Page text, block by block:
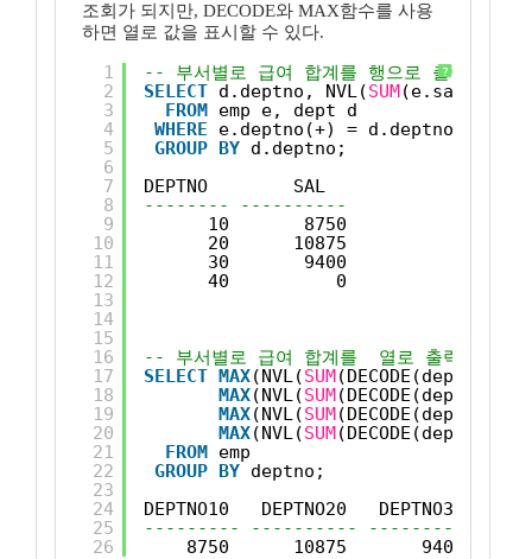
조회가 되지만, DECODE와 MAX함수를 사용
하면 열로 값을 표시할 수 있다.
?
1
2
3
4
5
6
7
8
9
10
11
12
13
14
15
16
17
18
19
20
21
22
23
24
25
26
-- 부서별로 급여 합계를 행으로 출력한다.
SELECT d.deptno, NVL(SUM(e.sal),0)
FROM emp e, dept d
WHERE
e.deptno(+) = d.deptno
GROUP BY d.deptno;
DEPTNO        SAL
-------- ----------
10       8750
20      10875
30       9400
40          0
-- 부서별로 급여 합계를  열로 출력한다.
SELECT MAX(NVL(SUM
MAX(NVL(SUM
MAX(NVL(SUM
MAX(NVL(SUM(DECODE(deptno,
FROM emp
GROUP BY deptno;
DEPTNO10   DEPTNO20   DEPTNO30
--------- ---------- ----------
8750      10875       9400